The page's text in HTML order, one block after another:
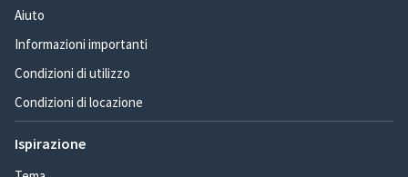
Aiuto
Informazioni importanti
Condizioni di utilizzo
Condizioni di locazione
Ispirazione